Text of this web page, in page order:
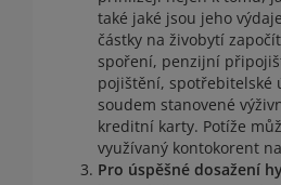
také jaké jsou jeho
částky na živobytí
spoření, penzijní
pojištění, spotřebitelské
soudem stanovené
kreditní karty. Potíže
využívaný kontokorent
Pro úspěšné dosažení